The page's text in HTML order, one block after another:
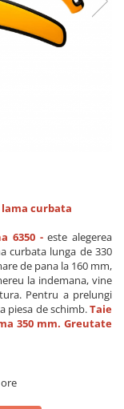
lama curbata
6350 -este alegerea
curbata lunga de 330
de pana la 160 mm,
la indemana, vine
Pentru a prelungi
piesa de schimb.Taie
350 mm. Greutate